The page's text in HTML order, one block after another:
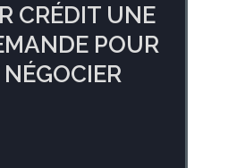
CRÉDIT UNE
POUR